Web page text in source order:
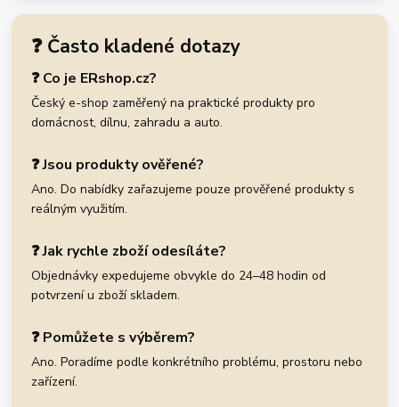
❓ Často kladené dotazy
❓ Co je ERshop.cz?
Český e-shop zaměřený na praktické produkty pro
domácnost, dílnu, zahradu a auto.
❓ Jsou produkty ověřené?
Ano. Do nabídky zařazujeme pouze prověřené produkty s
reálným využitím.
❓ Jak rychle zboží odesíláte?
Objednávky expedujeme obvykle do 24–48 hodin od
potvrzení u zboží skladem.
❓ Pomůžete s výběrem?
Ano. Poradíme podle konkrétního problému, prostoru nebo
zařízení.